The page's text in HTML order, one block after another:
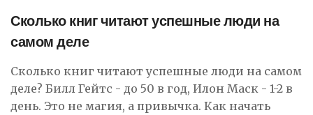
Сколько книг читают успешные люди на
самом деле
Сколько книг читают успешные люди на самом
деле? Билл Гейтс - до 50 в год, Илон Маск - 1-2 в
день. Это не магия, а привычка. Как начать